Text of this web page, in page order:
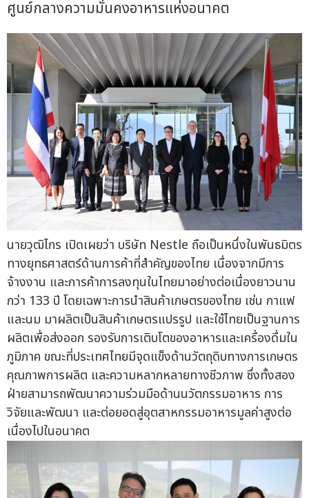
ศูนย์กลางความมั่นคงอาหารแห่งอนาคต
นายวุฒิไกร เปิดเผยว่า บริษัท Nestle ถือเป็นหนึ่งในพันธมิตร
ทางยุทธศาสตร์ด้านการค้าที่สำคัญของไทย เนื่องจากมีการ
จ้างงาน และการค้าการลงทุนในไทยมาอย่างต่อเนื่องยาวนาน
กว่า 133 ปี โดยเฉพาะการนำสินค้าเกษตรของไทย เช่น กาแฟ
และนม มาผลิตเป็นสินค้าเกษตรแปรรูป และใช้ไทยเป็นฐานการ
ผลิตเพื่อส่งออก รองรับการเติบโตของอาหารและเครื่องดื่มใน
ภูมิภาค ขณะที่ประเทศไทยมีจุดแข็งด้านวัตถุดิบทางการเกษตร
คุณภาพการผลิต และความหลากหลายทางชีวภาพ ซึ่งทั้งสอง
ฝ่ายสามารถพัฒนาความร่วมมือด้านนวัตกรรมอาหาร การ
วิจัยและพัฒนา และต่อยอดสู่อุตสาหกรรมอาหารมูลค่าสูงต่อ
เนื่องไปในอนาคต